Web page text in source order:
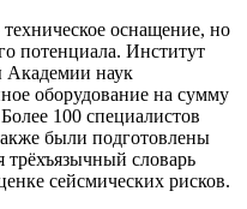
оснащение, но
потенциала. Институт
Академии наук
оборудование на сумму
100 специалистов
были подготовлены
трёхъязычный словарь
сейсмических рисков.